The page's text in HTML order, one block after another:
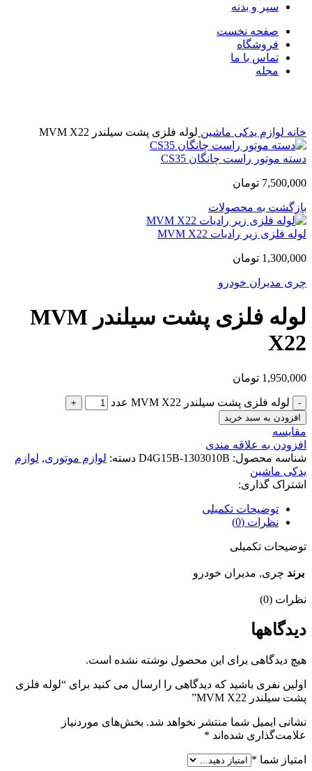
سپر و بدنه
صفحه نخست
فروشگاه
تماس با ما
مجله
خانه لوازم یدکی ماشین لوله فلزی پشت سیلندر MVM X22
دسته موتور راست چانگان CS35
7,500,000 تومان
بازگشت به محصولات
لوله فلزی زیر رادیات MVM X22
1,300,000 تومان
چری مدیران خودرو
لوله فلزی پشت سیلندر MVM
X22
1,950,000 تومان
لوله فلزی پشت سیلندر MVM X22 عدد
افزودن به سبد خرید
مقایسه
افزودن به علاقه مندی
شناسه محصول: D4G15B-1303010B دسته: لوازم موتوری, لوازم
یدکی ماشین
اشتراک گذاری:
توضیحات تکمیلی
نظرات (0)
توضیحات تکمیلی
برند چری, مدیران خودرو
نظرات (0)
دیدگاهها
هیچ دیدگاهی برای این محصول نوشته نشده است.
اولین نفری باشید که دیدگاهی را ارسال می کنید برای “لوله فلزی
پشت سیلندر MVM X22”
نشانی ایمیل شما منتشر نخواهد شد. بخش‌های موردنیاز
علامت‌گذاری شده‌اند *
امتیاز شما *